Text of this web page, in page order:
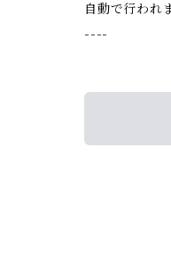
自動で行われ
----